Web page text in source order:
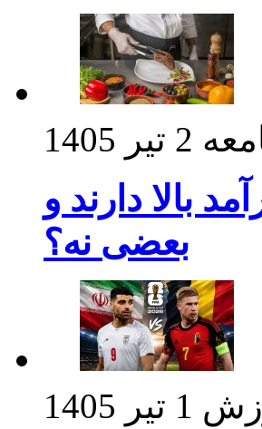
2 تیر 1405
بالا دارند و
بعضی نه؟
1 تیر 1405